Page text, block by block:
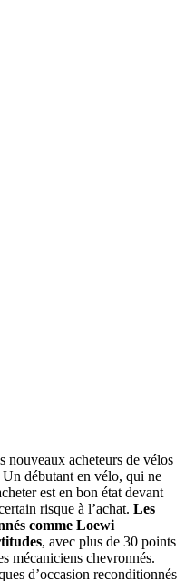
nouveaux acheteurs de vélos
Un débutant en vélo, qui ne
est en bon état devant
risque à l’achat. Les
comme Loewi
, avec plus de 30 points
mécaniciens chevronnés.
d’occasion reconditionnés